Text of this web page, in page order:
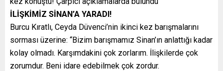
İLİŞKİMİZ SİNAN’A YARADI!
Burcu Kıratlı, Ceyda Düvenci’nin ikinci kez barışmalarını
sorması üzerine: “Bizim barışmamız Sinan’ın anlattığı kadar
kolay olmadı. Karşımdakini çok zorlarım. İlişkilerde çok
zorumdur. Beni idare edebilmek çok zordur.